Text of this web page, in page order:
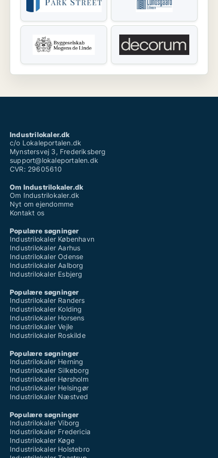
Industrilokaler.dk
c/o Lokaleportalen.dk
Mynstersvej 3, Frederiksberg
support@lokaleportalen.dk
CVR: 29605610
Om Industrilokaler.dk
Om Industrilokaler.dk
Nyt om ejendomme
Kontakt os
Populære søgninger
Industrilokaler København
Industrilokaler Aarhus
Industrilokaler Odense
Industrilokaler Aalborg
Industrilokaler Esbjerg
Populære søgninger
Industrilokaler Randers
Industrilokaler Kolding
Industrilokaler Horsens
Industrilokaler Vejle
Industrilokaler Roskilde
Populære søgninger
Industrilokaler Herning
Industrilokaler Silkeborg
Industrilokaler Hørsholm
Industrilokaler Helsingør
Industrilokaler Næstved
Populære søgninger
Industrilokaler Viborg
Industrilokaler Fredericia
Industrilokaler Køge
Industrilokaler Holstebro